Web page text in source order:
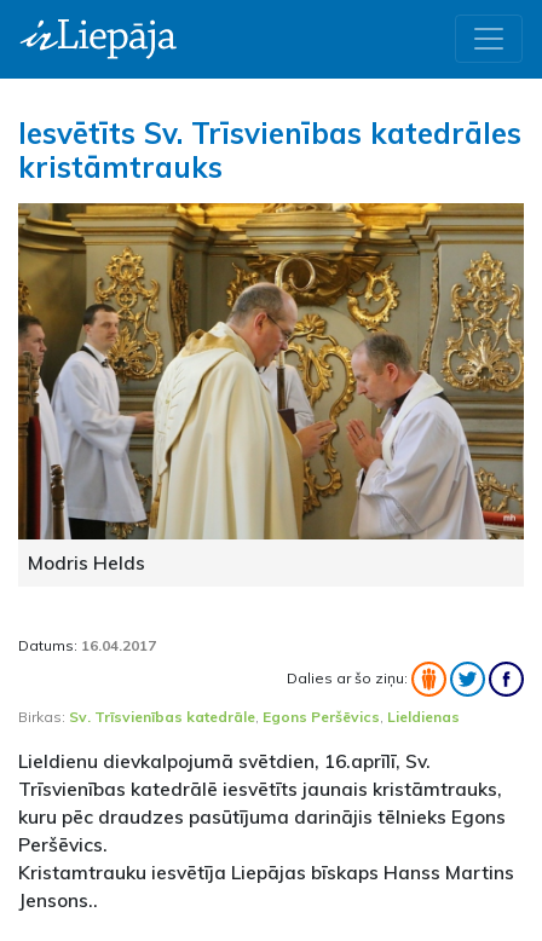
Iesvētīts Sv. Trīsvienības katedrāles
kristāmtrauks
Modris Helds
Datums: 16.04.2017
Dalies ar šo ziņu:
Birkas: Sv. Trīsvienības katedrāle Egons Peršēvics Lieldienas
Lieldienu dievkalpojumā svētdien, 16.aprīlī, Sv.
Trīsvienības katedrālē iesvētīts jaunais kristāmtrauks,
kuru pēc draudzes pasūtījuma darinājis tēlnieks Egons
Peršēvics.
Kristamtrauku iesvētīja Liepājas bīskaps Hanss Martins
Jensons..